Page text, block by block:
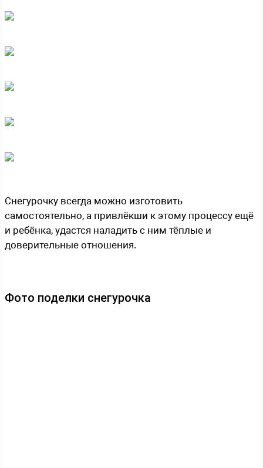
Снегурочку всегда можно изготовить
самостоятельно, а привлёкши к этому процессу ещё
и ребёнка, удастся наладить с ним тёплые и
доверительные отношения.
Фото поделки снегурочка